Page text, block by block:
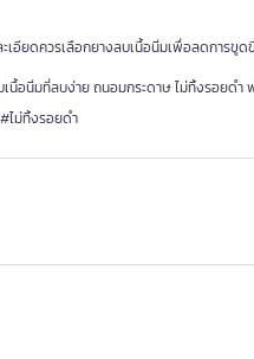
ะเอียดควรเลือกยางลบเนื้อนิ่มเพื่อลดการขู
นื้อนิ่มที่ลบง่าย ถนอมกระดาษ ไม่ทิ้งรอย
ไม่ทิ้งรอยดำ